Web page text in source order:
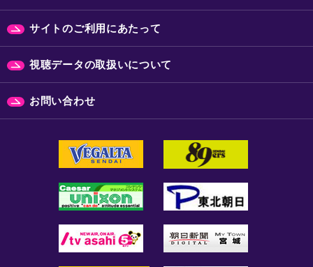
サイトのご利用にあたって
視聴データの取扱いについて
お問い合わせ